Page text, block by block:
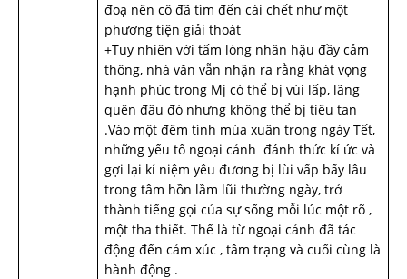
đoạ nên cô đã tìm đến cái chết như một
phương tiện giải thoát
+Tuy nhiên với tấm lòng nhân hậu đầy cảm
thông, nhà văn vẫn nhận ra rằng khát vọng
hạnh phúc trong Mị có thể bị vùi lấp, lãng
quên đâu đó nhưng không thể bị tiêu tan
.Vào một đêm tình mùa xuân trong ngày Tết,
những yếu tố ngoại cảnh đánh thức kí ức và
gợi lại kỉ niệm yêu đương bị lùi vấp bấy lâu
trong tâm hồn lầm lũi thường ngày, trở
thành tiếng gọi của sự sống mỗi lúc một rõ ,
một tha thiết. Thế là từ ngoại cảnh đã tác
động đến cảm xúc , tâm trạng và cuối cùng là
hành động .